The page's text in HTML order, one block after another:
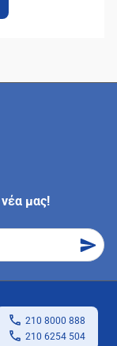
μας!
210 8000 888
210 6254 504